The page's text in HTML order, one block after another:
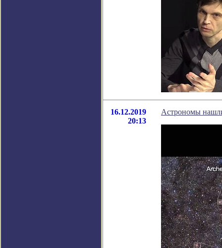
16.12.2019
20:13
Астрономы